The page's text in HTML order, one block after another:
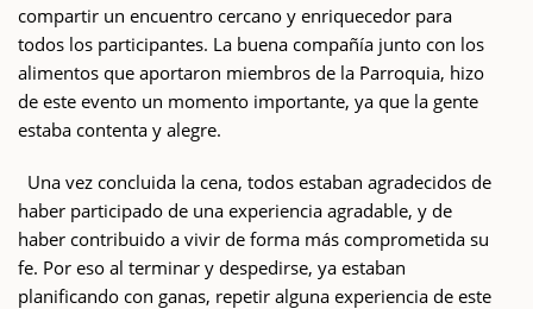
compartir un encuentro cercano y enriquecedor para
todos los participantes. La buena compañía junto con los
alimentos que aportaron miembros de la Parroquia, hizo
de este evento un momento importante, ya que la gente
estaba contenta y alegre.
Una vez concluida la cena, todos estaban agradecidos de
haber participado de una experiencia agradable, y de
haber contribuido a vivir de forma más comprometida su
fe. Por eso al terminar y despedirse, ya estaban
planificando con ganas, repetir alguna experiencia de este